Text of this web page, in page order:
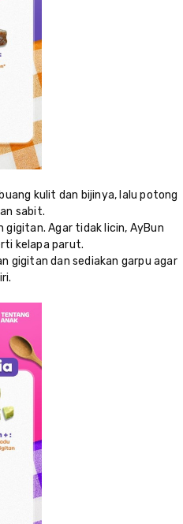
kulit dan bijinya, lalu potong
sabit.
gigitan. Agar tidak licin, AyBun
kelapa parut.
gigitan dan sediakan garpu agar